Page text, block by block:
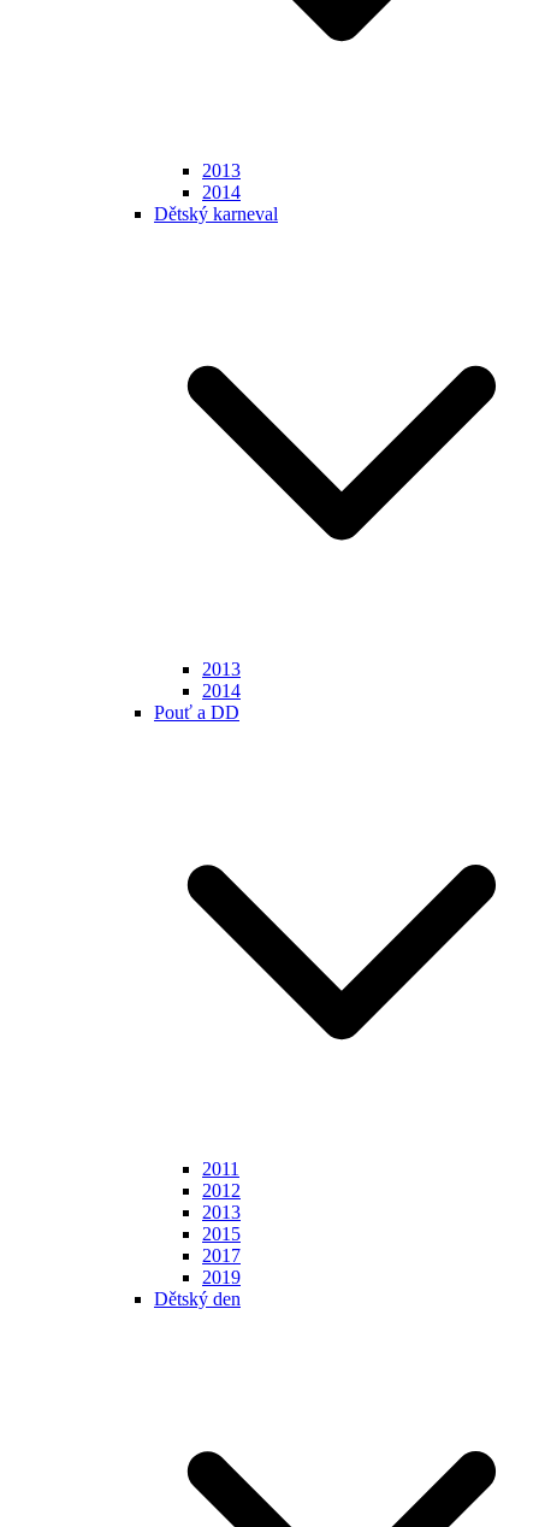
2013
2014
Dětský karneval
2013
2014
Pouť a DD
2011
2012
2013
2015
2017
2019
Dětský den